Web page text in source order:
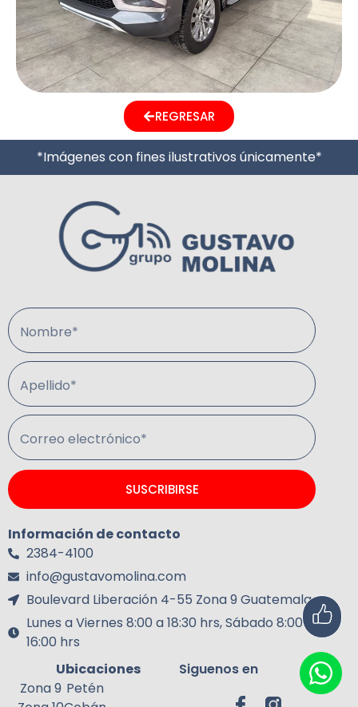
REGRESAR
*Imágenes con fines ilustrativos únicamente*
Nombre*
Apellido*
Correo electrónico*
SUSCRIBIRSE
Información de contacto
2384-4100
info@gustavomolina.com
Boulevard Liberación 4-55 Zona 9 Guatemala.
Lunes a Viernes 8:00 a 18:30 hrs, Sábado 8:00 a
16:00 hrs
Ubicaciones
Zona 9 Petén
Siguenos en